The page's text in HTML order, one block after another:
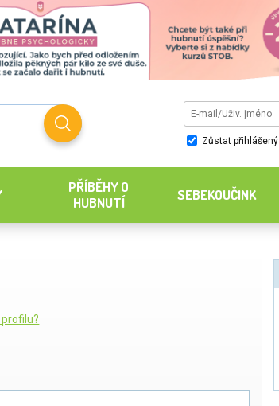
Zůstat přihlášený
PŘÍBĚHY O
HUBNUTÍ
SEBEKOUČINK